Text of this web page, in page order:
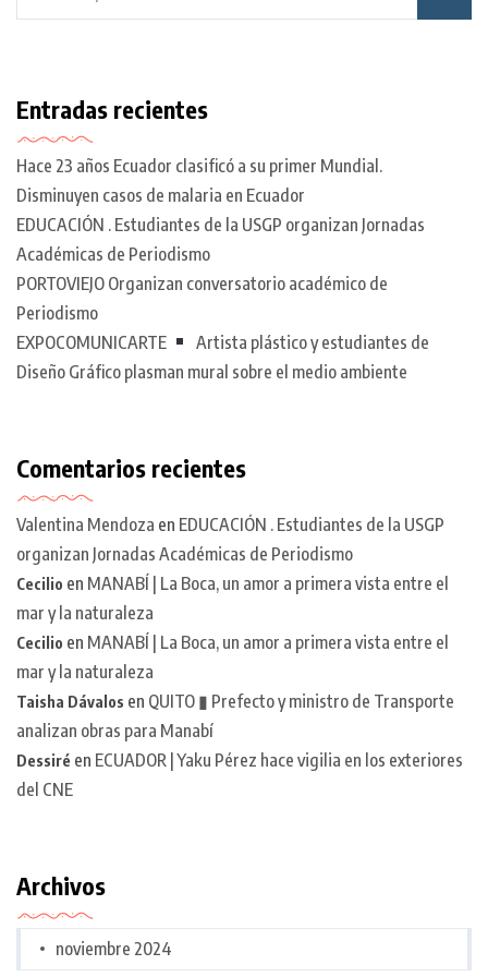
Entradas recientes
Hace 23 años Ecuador clasificó a su primer Mundial.
Disminuyen casos de malaria en Ecuador
EDUCACIÓN . Estudiantes de la USGP organizan Jornadas
Académicas de Periodismo
PORTOVIEJO Organizan conversatorio académico de
Periodismo
EXPOCOMUNICARTE
Artista plástico y estudiantes de
Diseño Gráfico plasman mural sobre el medio ambiente
Comentarios recientes
Valentina Mendoza en EDUCACIÓN . Estudiantes de la USGP
organizan Jornadas Académicas de Periodismo
Cecilio en MANABÍ | La Boca, un amor a primera vista entre el
mar y la naturaleza
Cecilio en MANABÍ | La Boca, un amor a primera vista entre el
mar y la naturaleza
Taisha Dávalos en QUITO ▮ Prefecto y ministro de Transporte
analizan obras para Manabí
Dessiré en ECUADOR | Yaku Pérez hace vigilia en los exteriores
del CNE
Archivos
noviembre 2024